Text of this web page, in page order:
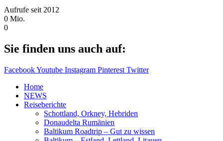
Aufrufe seit 2012
0 Mio.
0
Sie finden uns auch auf:
FacebookYoutube Instagram Pinterest Twitter
Home
NEWS
Reiseberichte
Schottland, Orkney, Hebriden
Donaudelta Rumänien
Baltikum Roadtrip – Gut zu wissen